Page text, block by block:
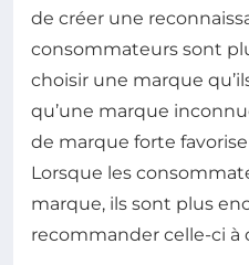
de créer une
consommateurs sont
choisir une marque
qu’une marque
de marque forte
Lorsque les
marque, ils sont plus
recommander celle-ci à